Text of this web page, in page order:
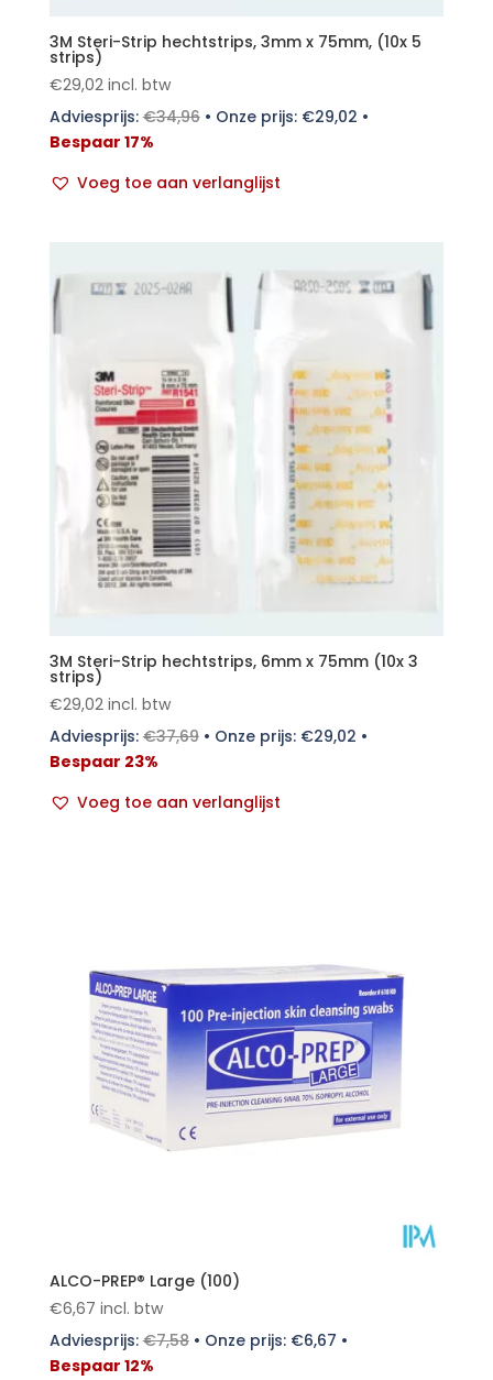
3M Steri-Strip hechtstrips, 3mm x 75mm, (10x 5
strips)
€29,02 incl. btw
Adviesprijs:€34,96• Onze prijs: €29,02 •
Bespaar 17%
Voeg toe aan verlanglijst
3M Steri-Strip hechtstrips, 6mm x 75mm (10x 3
strips)
€29,02 incl. btw
Adviesprijs:€37,69• Onze prijs: €29,02 •
Bespaar 23%
Voeg toe aan verlanglijst
ALCO-PREP® Large (100)
€6,67 incl. btw
Adviesprijs:€7,58• Onze prijs: €6,67 •
Bespaar 12%